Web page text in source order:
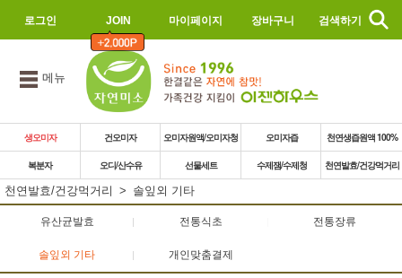
로그인 JOIN 마이페이지 장바구니 검색하기
메뉴
생오미자 건오미자 오미자원액/오미자청 오미자즙 천연생즙원액 100%
복분자 오디/산수유 선물세트 수제잼/수제청
천연발효/건강먹거리
천연발효/건강먹거리
솔잎외 기타
유산균발효 전통식초 전통장류
솔잎외 기타 개인맞춤결제